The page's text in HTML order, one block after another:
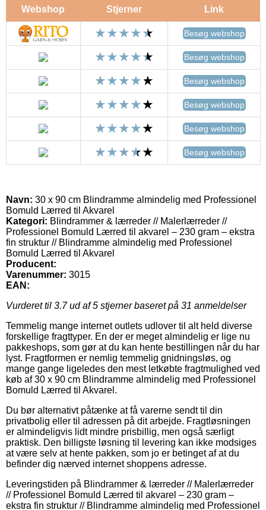
Webshop Stjerner Link
Besøg webshop
Besøg webshop
Besøg webshop
Besøg webshop
Besøg webshop
Besøg webshop
Navn: 30 x 90 cm Blindramme almindelig med Professionel
Bomuld Lærred til Akvarel
Kategori: Blindrammer & lærreder // Malerlærreder //
Professionel Bomuld Lærred til akvarel – 230 gram – ekstra
fin struktur // Blindramme almindelig med Professionel
Bomuld Lærred til Akvarel
Producent:
Varenummer: 3015
EAN:
Vurderet til 3.7ud af 5 stjerner baseret på 31 anmeldelser
Temmelig mange internet outlets udlover til alt held diverse
forskellige fragttyper. En der er meget almindelig er lige nu
pakkeshops, som gør at du kan hente bestillingen når du har
lyst. Fragtformen er nemlig temmelig gnidningsløs, og
mange gange ligeledes den mest letkøbte fragtmulighed ved
køb af 30 x 90 cm Blindramme almindelig med Professionel
Bomuld Lærred til Akvarel.
Du bør alternativt påtænke at få varerne sendt til din
privatbolig eller til adressen på dit arbejde. Fragtløsningen
er almindeligvis lidt mindre prisbillig, men også særligt
praktisk. Den billigste løsning til levering kan ikke modsiges
at være selv at hente pakken, som jo er betinget af at du
befinder dig nærved internet shoppens adresse.
Leveringstiden på Blindrammer & lærreder // Malerlærreder
// Professionel Bomuld Lærred til akvarel – 230 gram –
ekstra fin struktur // Blindramme almindelig med Professionel